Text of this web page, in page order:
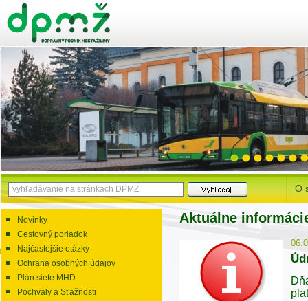
O
Novinky
Cestovný poriadok
Najčastejšie otázky
Ochrana osobných údajov
Plán siete MHD
Pochvaly a Sťažnosti
Aktuálne